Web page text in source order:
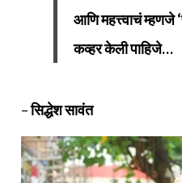
आणि महत्त्वाचं म्हणजे
कव्हर केली पाहिजे…
–सिद्धेश सावंत